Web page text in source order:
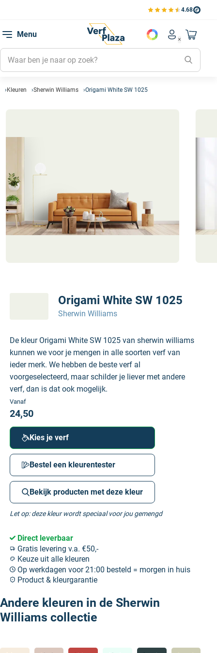
4.68
Bekijk de verfplaza
Menu
Account
Mijn
Mijn
Mijn
Naar
Kleuren Sherwin Williams Origami White SW 1025
Origami White SW 1025
Sherwin Williams
De kleur Origami White SW 1025 van sherwin williams
kunnen we voor je mengen in alle soorten verf van
ieder merk. We hebben de beste verf al
voorgeselecteerd, maar schilder je liever met andere
verf, dan is dat ook mogelijk.
Vanaf
24,50
Kies je verf
Bestel een kleurentester
Bekijk producten met deze kleur
Let op: deze kleur wordt speciaal voor jou gemengd
Direct leverbaar
Gratis levering v.a. €50,-
Keuze uit alle kleuren
Op werkdagen voor 21:00 besteld = morgen in huis
Product & kleurgarantie
Andere kleuren in de Sherwin
Williams collectie